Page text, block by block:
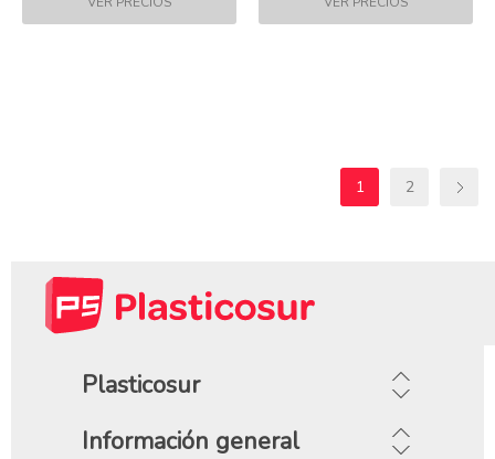
1 2
Plasticosur
Información general